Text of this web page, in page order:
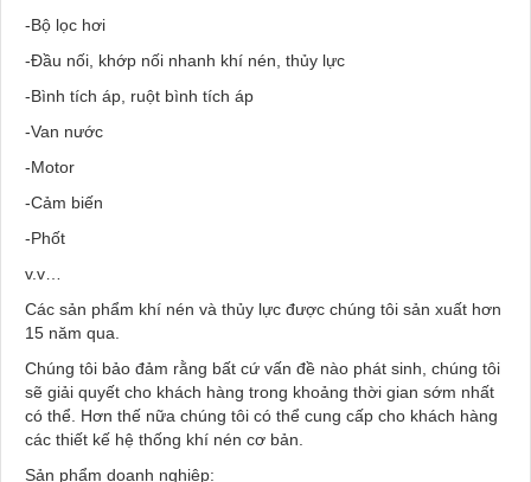
-Bộ lọc hơi
-Đầu nối, khớp nối nhanh khí nén, thủy lực
-Bình tích áp, ruột bình tích áp
-Van nước
-Motor
-Cảm biến
-Phốt
v.v…
Các sản phẩm khí nén và thủy lực được chúng tôi sản xuất hơn
15 năm qua.
Chúng tôi bảo đảm rằng bất cứ vấn đề nào phát sinh, chúng tôi
sẽ giải quyết cho khách hàng trong khoảng thời gian sớm nhất
có thể. Hơn thế nữa chúng tôi có thể cung cấp cho khách hàng
các thiết kế hệ thống khí nén cơ bản.
Sản phẩm doanh nghiệp: